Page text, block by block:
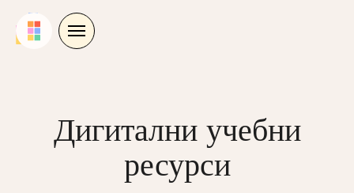
Дигитални учебни
ресурси